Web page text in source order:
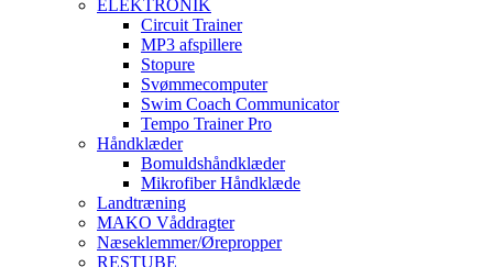
ELEKTRONIK
Circuit Trainer
MP3 afspillere
Stopure
Svømmecomputer
Swim Coach Communicator
Tempo Trainer Pro
Håndklæder
Bomuldshåndklæder
Mikrofiber Håndklæde
Landtræning
MAKO Våddragter
Næseklemmer/Ørepropper
RESTUBE